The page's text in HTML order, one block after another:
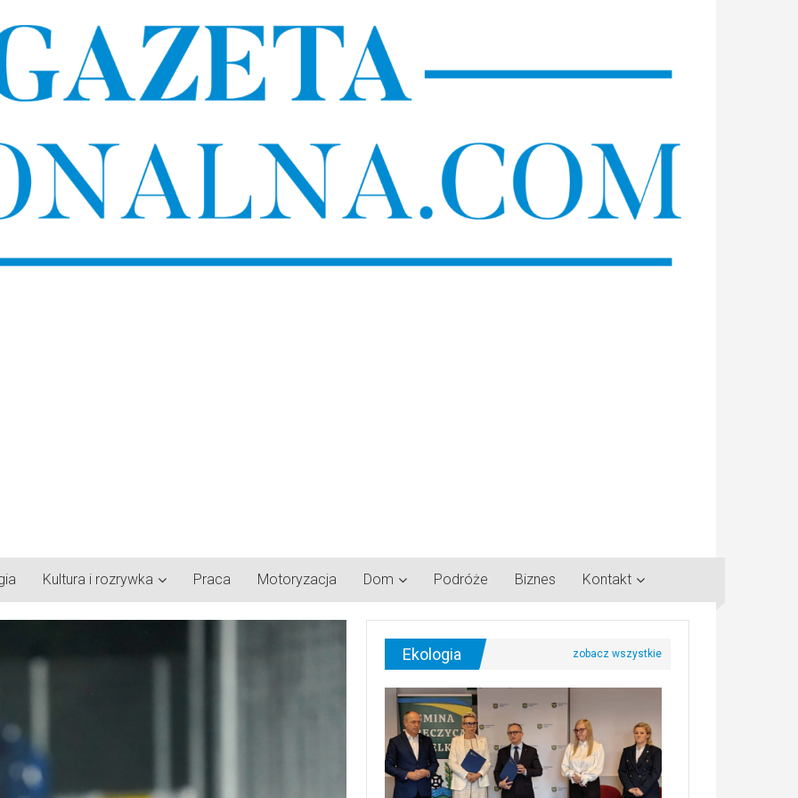
Kultura i rozrywka Praca Motoryzacja Dom Podróże Biznes Kontakt
Ekologia